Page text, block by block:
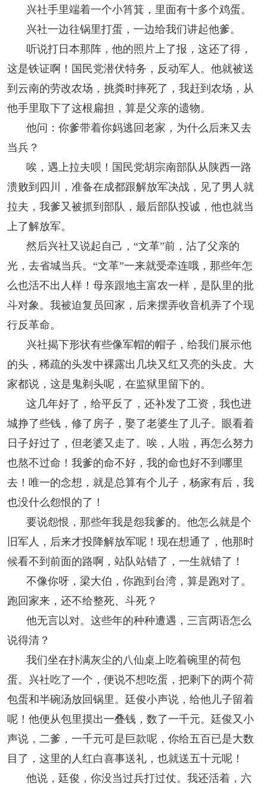
兴社手里端着一个小筲箕，里面有十多个鸡蛋。
兴社一边往锅里打蛋，一边给我们讲起他爹。
听说打日本那阵，他的照片上了报，这还了得，
这是铁证啊！国民党潜伏特务，反动军人。他就被送
到云南的劳改农场，挑粪时摔死了，我赶到农场，从
他手里取下了这根扁担，算是父亲的遗物。
他问：你爹带着你妈逃回老家，为什么后来又去
当兵？
唉，遇上拉夫呗！国民党胡宗南部队从陕西一路
溃败到四川，准备在成都跟解放军决战，见了男人就
拉夫，我爹又被抓到部队，最后部队投诚，他也就当
上了解放军。
然后兴社又说起自己，“文革”前，沾了父亲的
光，去省城当兵。“文革”一来就受牵连哦，那些年怎
么也活不出人样！母亲跟地主富农一样，是队里的批
斗对象。我被迫复员回家，后来摆弄收音机弄了个现
行反革命。
兴社揭下形状有些像军帽的帽子，给我们展示他
的头，稀疏的头发中裸露出几块又红又亮的头皮。大
家都说，这是鬼剃头呢，在监狱里留下的。
这几年好了，给平反了，还补发了工资，我也进
城挣了些钱，修了房子，娶了老婆生了儿子。眼看着
日子好过了，但老婆又走了。唉，人啦，再怎么努力
也熬不过命！我爹的命不好，我的命也好不到哪里
去！唯一的念想，就是总算有个儿子，杨家有后，我
也没什么怨恨的了！
要说怨恨，那些年我是怨我爹的。他怎么就是个
旧军人，后来才投降解放军呢！现在想通了，他那时
候看不到前面的路啊，站队站错了，一生就错了！
不像你呀，梁大伯，你跑到台湾，算是跑对了。
跑回家来，还不给整死、斗死？
他无言以对。这些年的种种遭遇，三言两语怎么
说得清？
我们坐在扑满灰尘的八仙桌上吃着碗里的荷包
蛋。兴社吃了一个，便说不想吃蛋，把剩下的两个荷
包蛋和半碗汤放回锅里。廷俊小声说，给他儿子留着
呢！他便从包里摸出一叠钱，数了一千元。廷俊又小
声说，二爹，一千元可是巨款呢，你给五百已是大数
目了，这里的人红白喜事送礼，也就送五十元呢！
他说，廷俊，你没当过兵打过仗。我还活着，六